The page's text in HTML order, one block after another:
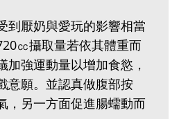
到厭奶與愛玩的影響相當
㏄攝取量若依其體重而
加強運動量以增加食慾，
意願。並認真做腹部按
，另一方面促進腸蠕動而